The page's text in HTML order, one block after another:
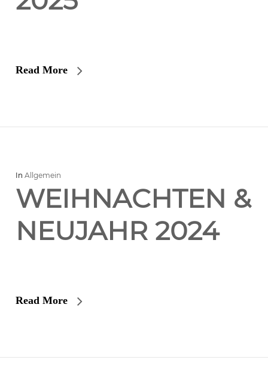
Read More
In Allgemein
WEIHNACHTEN &
NEUJAHR 2024
Read More